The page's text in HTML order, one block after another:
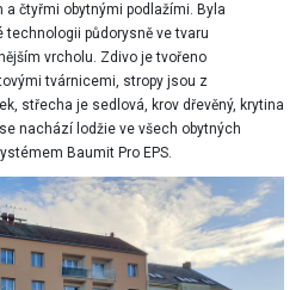
čtyřmi obytnými podlažími. Byla
technologii půdorysně ve tvaru
vrcholu. Zdivo je tvořeno
tvárnicemi, stropy jsou z
střecha je sedlová, krov dřevěný, krytina
nachází lodžie ve všech obytných
Baumit Pro EPS.